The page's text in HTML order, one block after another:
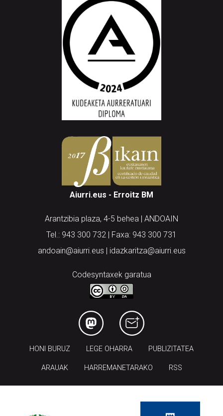
Aiurri.eus - Erroitz BM
Arantzibia plaza, 4-5 behea | ANDOAIN
Tel.: 943 300 732 | Faxa: 943 300 731
andoain@aiurri.eus | idazkaritza@aiurri.eus
Codesyntaxek garatua
HONI BURUZ LEGE OHARRA PUBLIZITATEA
ARAUAK HARREMANETARAKO RSS